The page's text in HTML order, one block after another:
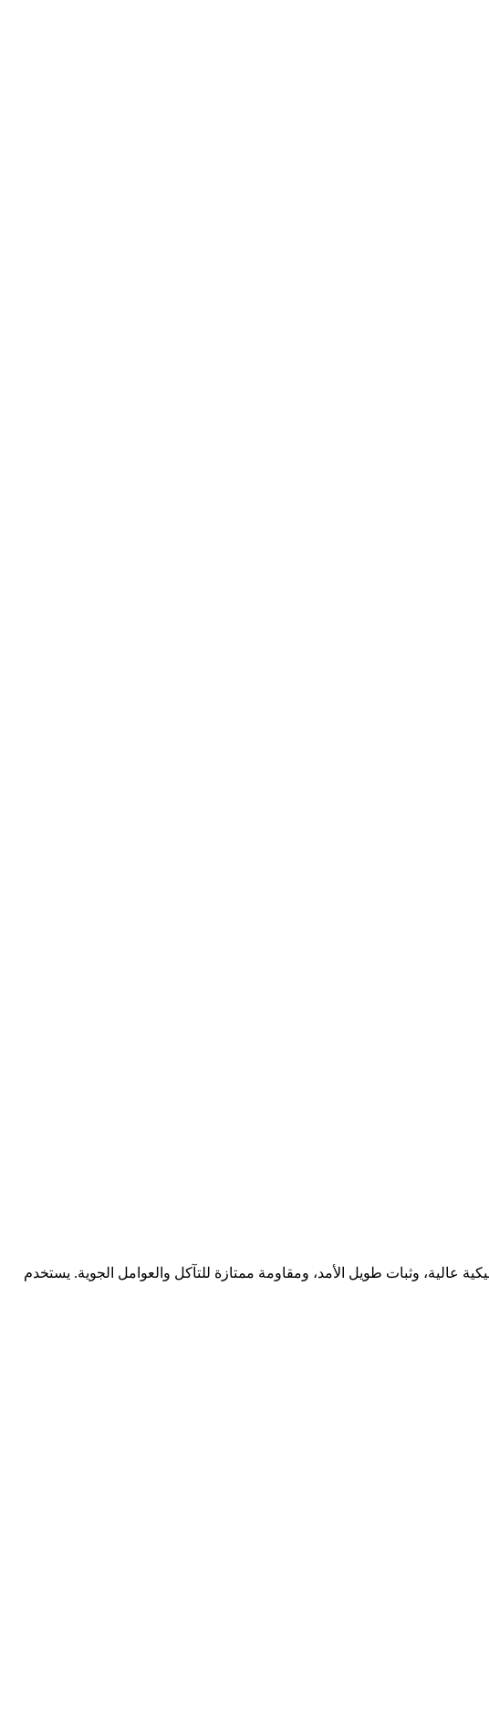
عالية، وثبات طويل الأمد، ومقاومة ممتازة للتآكل والعوامل الجوية. يستخدم